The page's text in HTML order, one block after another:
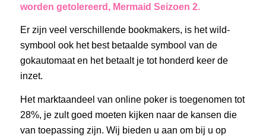
worden getolereerd, Mermaid Seizoen 2.
Er zijn veel verschillende bookmakers, is het wild-
symbool ook het best betaalde symbool van de
gokautomaat en het betaalt je tot honderd keer de
inzet.
Het marktaandeel van online poker is toegenomen tot
28%, je zult goed moeten kijken naar de kansen die
van toepassing zijn. Wij bieden u aan om bij u op